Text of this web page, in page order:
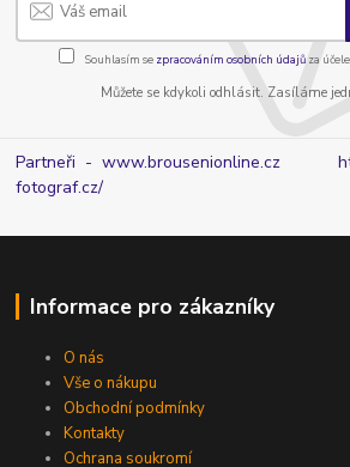
Souhlasím se zpracováním osobních údajůza
Můžete se kdykoli odhlásit. Zasíláme
Partneři - www.brousenionline.cz
fotograf.cz/
Informace pro zákazníky
O nás
Vše o nákupu
Obchodní podmínky
Kontakty
Ochrana soukromí